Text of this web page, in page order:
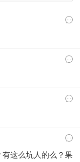
这么坑人的么？果